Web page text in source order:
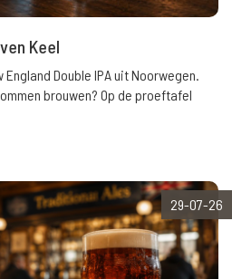
Keel
Double IPA uit Noorwegen.
brouwen? Op de proeftafel
29-07-26